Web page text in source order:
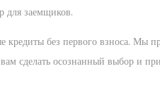
для заемщиков.
кредиты без первого взноса. Мы
сделать осознанный выбор и